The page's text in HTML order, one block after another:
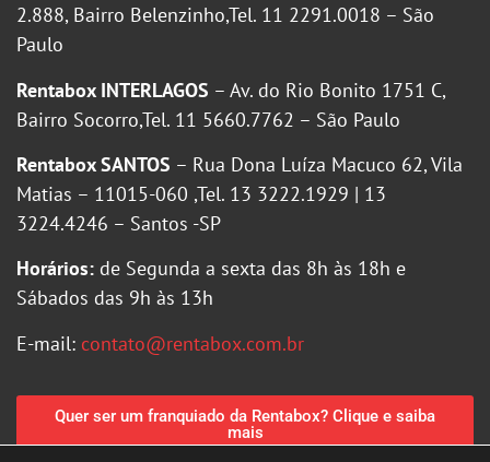
2.888, Bairro Belenzinho,Tel. 11 2291.0018 – São
Paulo
Rentabox INTERLAGOS – Av. do Rio Bonito 1751 C,
Bairro Socorro,Tel. 11 5660.7762 – São Paulo
Rentabox SANTOS – Rua Dona Luíza Macuco 62, Vila
Matias – 11015-060 ,Tel. 13 3222.1929 | 13
3224.4246 – Santos -SP
Horários: de Segunda a sexta das 8h às 18h e
Sábados das 9h às 13h
E-mail: contato@rentabox.com.br
Quer ser um franquiado da Rentabox? Clique e saiba
mais